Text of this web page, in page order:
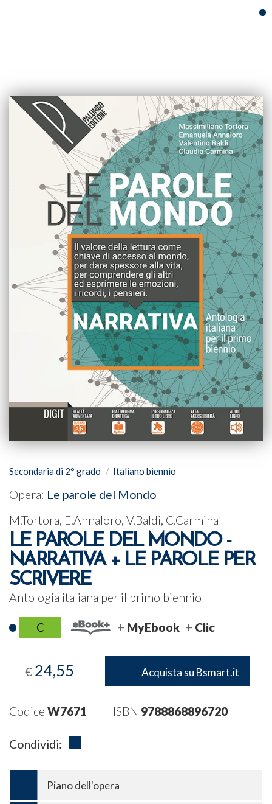
Secondaria di 2° grado Italiano biennio
Opera: Le parole del Mondo
M.Tortora, E.Annaloro, V.Baldi, C.Carmina
LE PAROLE DEL MONDO -
NARRATIVA + LE PAROLE PER
SCRIVERE
Antologia italiana per il primo biennio
C MyEbook Clic
€ 24,55 Acquista su Bsmart.it
Codice W7671 ISBN 9788868896720
Condividi:
Piano dell'opera